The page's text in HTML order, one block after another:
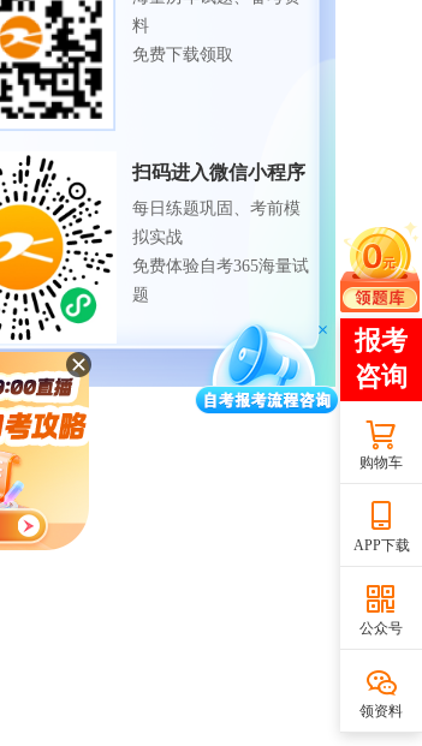
料
免费下载领取
扫码进入微信小程序
每日练题巩固、考前模
拟实战
免费体验自考365海量试
题
购物车
APP下载
公众号
领资料